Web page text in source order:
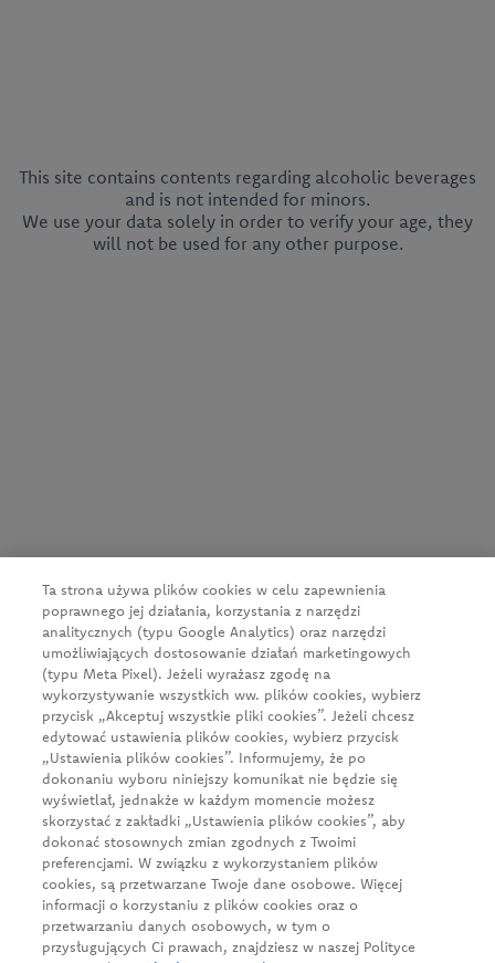
This site contains contents regarding alcoholic beverages
and is not intended for minors.
We use your data solely in order to verify your age, they
will not be used for any other purpose.
64-600 Oborniki
e-mail:firma@cedc.com
KRS: 0000051098
NIP: 526-020-93-95
News
About us
Our products
Business client
Sustainable growth
Career
Contact
Ta strona używa plików cookies w celu zapewnienia
poprawnego jej działania, korzystania z narzędzi
analitycznych (typu Google Analytics) oraz narzędzi
umożliwiających dostosowanie działań marketingowych
(typu Meta Pixel). Jeżeli wyrażasz zgodę na
wykorzystywanie wszystkich ww. plików cookies, wybierz
przycisk „Akceptuj wszystkie pliki cookies”. Jeżeli chcesz
edytować ustawienia plików cookies, wybierz przycisk
„Ustawienia plików cookies”. Informujemy, że po
dokonaniu wyboru niniejszy komunikat nie będzie się
wyświetlał, jednakże w każdym momencie możesz
skorzystać z zakładki „Ustawienia plików cookies”, aby
dokonać stosownych zmian zgodnych z Twoimi
preferencjami. W związku z wykorzystaniem plików
cookies, są przetwarzane Twoje dane osobowe. Więcej
informacji o korzystaniu z plików cookies oraz o
przetwarzaniu danych osobowych, w tym o
przysługujących Ci prawach, znajdziesz w naszej Polityce